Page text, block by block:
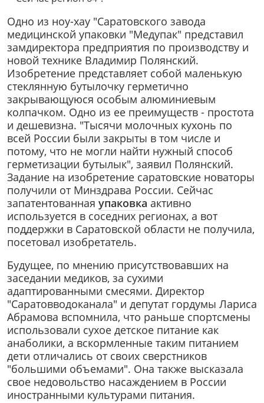
Одно из ноу-хау "Саратовского завода
медицинской упаковки "Медупак" представил
замдиректора предприятия по производству и
новой технике Владимир Полянский.
Изобретение представляет собой маленькую
стеклянную бутылочку герметично
закрывающуюся особым алюминиевым
колпачком. Одно из ее преимуществ - простота
и дешевизна. "Тысячи молочных кухонь по
всей России были закрыты в том числе и
потому, что не могли найти нужный способ
герметизации бутылык", заявил Полянский.
Задание на изобретение саратовские новаторы
получили от Минздрава России. Сейчас
запатентованная упаковка активно
используется в соседних регионах, а вот
поддержки в Саратовской области не получила,
посетовал изобретатель.
Будущее, по мнению присутствовавших на
заседании медиков, за сухими
адаптированными смесями. Директор
"Саратовводоканала" и депутат гордумы Лариса
Абрамова вспомнила, что раньше спортсмены
использовали сухое детское питание как
анаболики, а вскормленные таким питанием
дети отличались от своих сверстников
"большими объемами". Она также высказала
свое недовольство насаждением в России
иностранными культурами питания.